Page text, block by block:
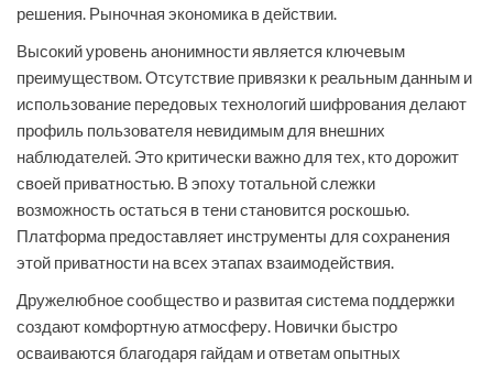
решения. Рыночная экономика в действии.
Высокий уровень анонимности является ключевым
преимуществом. Отсутствие привязки к реальным данным и
использование передовых технологий шифрования делают
профиль пользователя невидимым для внешних
наблюдателей. Это критически важно для тех, кто дорожит
своей приватностью. В эпоху тотальной слежки
возможность остаться в тени становится роскошью.
Платформа предоставляет инструменты для сохранения
этой приватности на всех этапах взаимодействия.
Дружелюбное сообщество и развитая система поддержки
создают комфортную атмосферу. Новички быстро
осваиваются благодаря гайдам и ответам опытных